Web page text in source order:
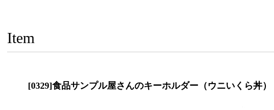
Item
[0329]食品サンプル屋さんのキーホルダー（ウニいくら丼）